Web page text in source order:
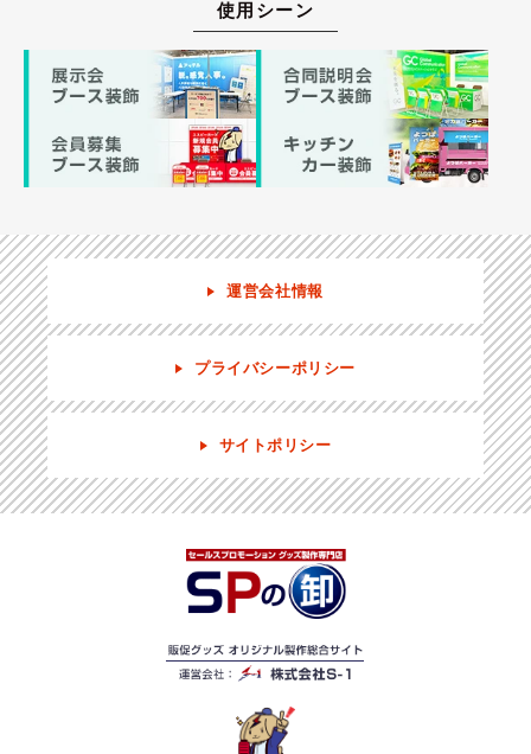
使用シーン
運営会社情報
プライバシーポリシー
サイトポリシー